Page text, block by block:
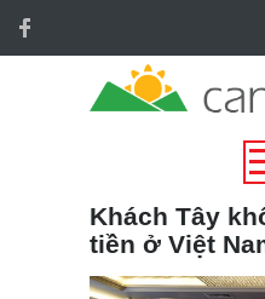
Khách Tây
tiền ở Việt